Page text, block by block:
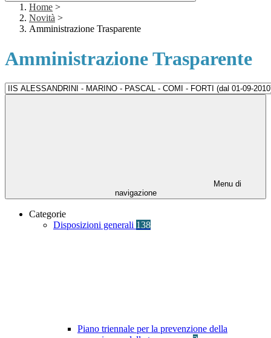
Home >
Novità >
Amministrazione Trasparente
Amministrazione Trasparente
Menu di
navigazione
Categorie
Disposizioni generali 138
Piano triennale per la prevenzione della